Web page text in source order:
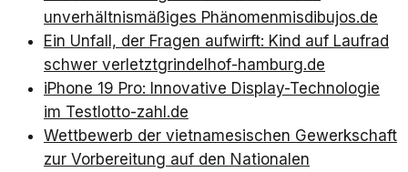
unverhältnismäßiges Phänomenmisdibujos.de
Ein Unfall, der Fragen aufwirft: Kind auf Laufrad
schwer verletztgrindelhof-hamburg.de
iPhone 19 Pro: Innovative Display-Technologie
im Testlotto-zahl.de
Wettbewerb der vietnamesischen Gewerkschaft
zur Vorbereitung auf den Nationalen